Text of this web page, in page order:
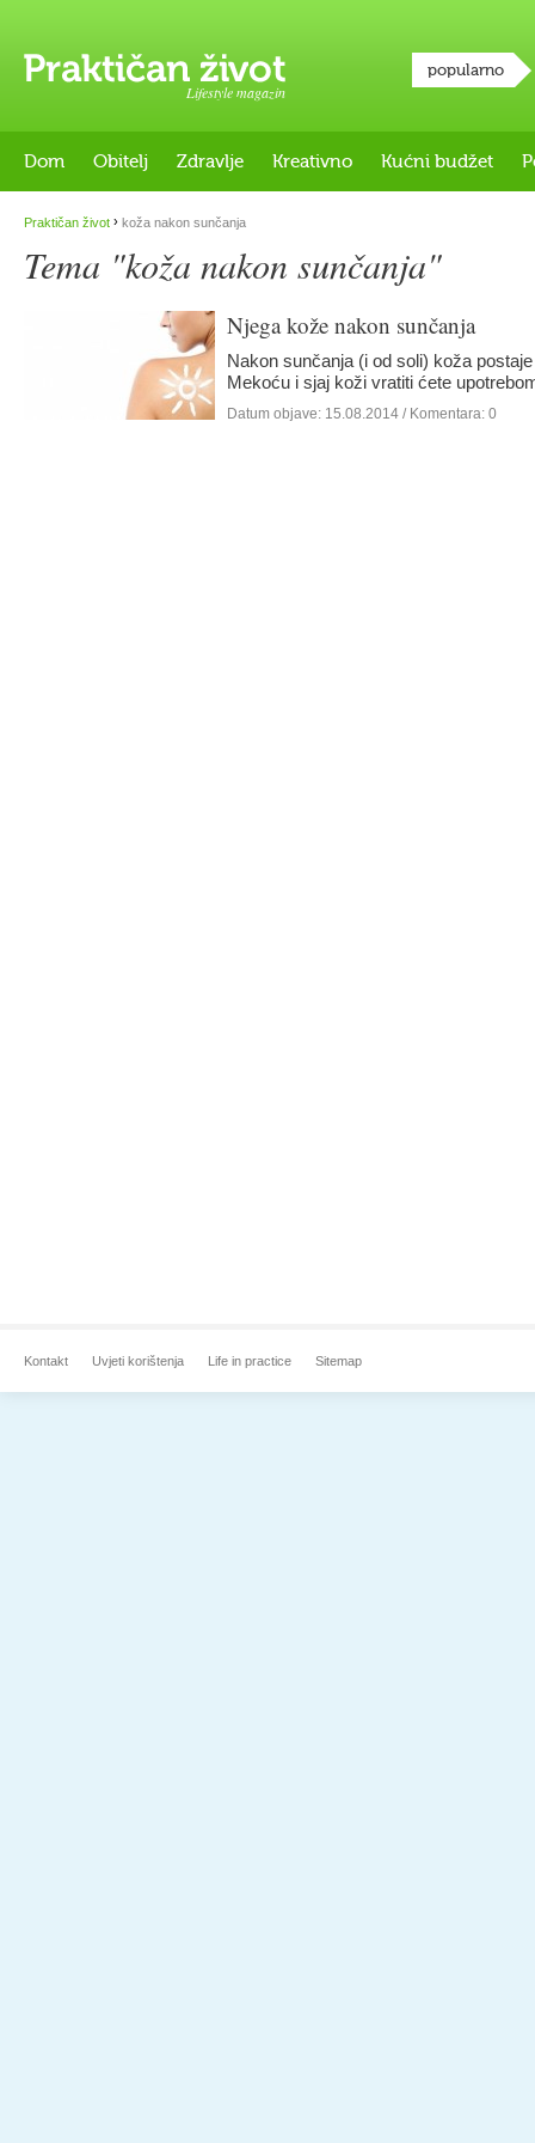
Lifestyle magazin
popularno
Dom Obitelj Zdravlje Kreativno Kućni budžet
Praktičan život › koža nakon sunčanja
Tema "koža nakon sunčanja"
Njega kože nakon sunčanja
Nakon sunčanja (i od soli) koža
Mekoću i sjaj koži vratiti ćete
Datum objave: 15.08.2014 / Komentara: 0
Kontakt Uvjeti korištenja Life in practice Sitemap